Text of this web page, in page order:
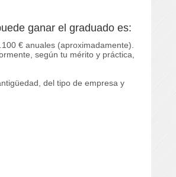
ganar el graduado es:
€ anuales (aproximadamente).
según tu mérito y práctica,
del tipo de empresa y